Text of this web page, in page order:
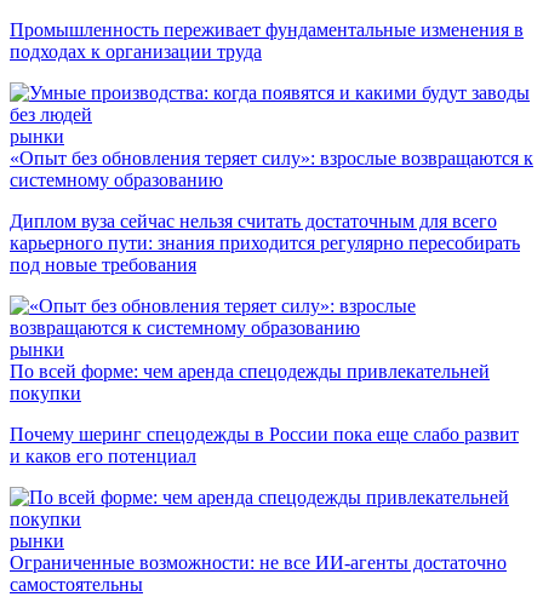
Промышленность переживает фундаментальные изменения в
подходах к организации труда
рынки
«Опыт без обновления теряет силу»: взрослые возвращаются к
системному образованию
Диплом вуза сейчас нельзя считать достаточным для всего
карьерного пути: знания приходится регулярно пересобирать
под новые требования
рынки
По всей форме: чем аренда спецодежды привлекательней
покупки
Почему шеринг спецодежды в России пока еще слабо развит
и каков его потенциал
рынки
Ограниченные возможности: не все ИИ-агенты достаточно
самостоятельны